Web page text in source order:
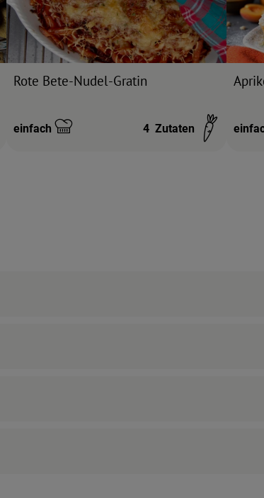
Rote Bete-Nudel-Gratin
Schwierigkeit:
einfach 4 Zutaten